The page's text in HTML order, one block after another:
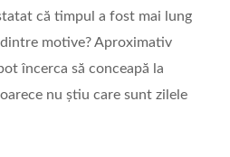
că timpul a fost mai lung
motive? Aproximativ
încerca să conceapă la
nu știu care sunt zilele